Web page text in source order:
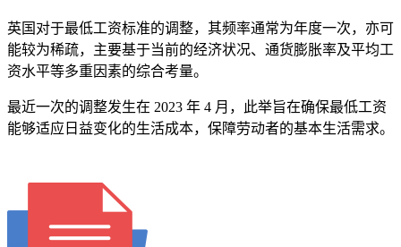
英国对于最低工资标准的调整，其频率通常为年度一次，亦可
能较为稀疏，主要基于当前的经济状况、通货膨胀率及平均工
资水平等多重因素的综合考量。
最近一次的调整发生在 2023 年 4 月，此举旨在确保最低工资
能够适应日益变化的生活成本，保障劳动者的基本生活需求。